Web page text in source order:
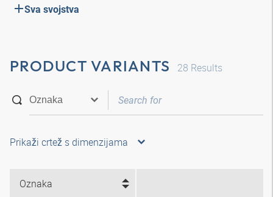
Sva svojstva
PRODUCT VARIANTS 28 Results
Prikaži crtež s dimenzijama
Oznaka